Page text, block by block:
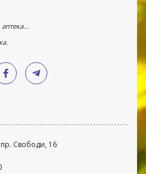
Свободи, 16